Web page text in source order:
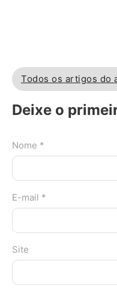
Todos os artigos do
Deixe o
Nome *
E-mail *
Site